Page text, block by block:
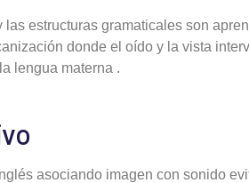
las estructuras gramaticales son
donde el oído y la vista
lengua materna .
asociando imagen con sonido